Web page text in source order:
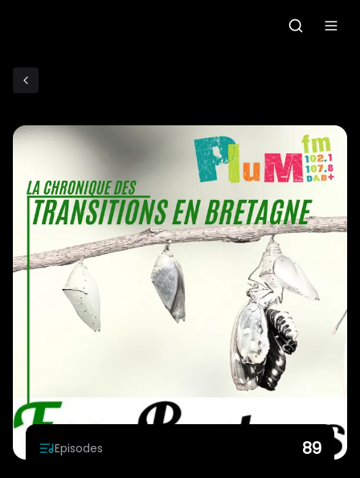
Accueil
Grille des programmes
Podcasts
Les ateliers radio
Faire un don
Episodes 89